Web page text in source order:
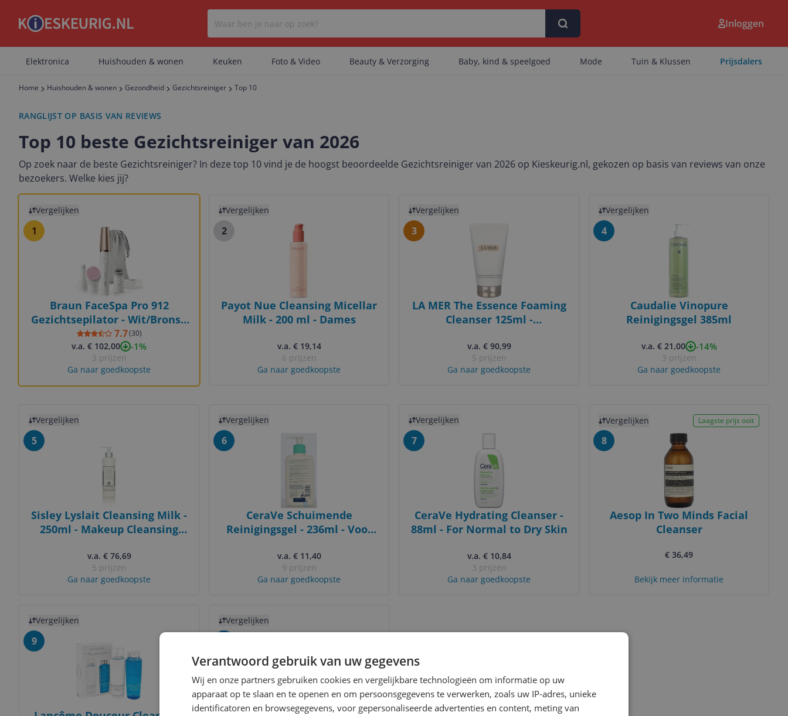
Inloggen
Elektronica Huishouden & wonen Keuken Foto & Video Beauty & Verzorging Baby, kind & speelgoed Mode Tuin & Klussen Prijsdalers
Home Huishouden & wonen Gezondheid Gezichtsreiniger Top 10
RANGLIJST OP BASIS VAN REVIEWS
Top 10 beste Gezichtsreiniger van 2026
Op zoek naar de beste Gezichtsreiniger? In deze top 10 vind je de hoogst beoordeelde Gezichtsreiniger van 2026 op Kieskeurig.nl, gekozen op basis van reviews van onze
bezoekers. Welke kies jij?
Vergelijken
Braun FaceSpa Pro 912
Gezichtsepilator - Wit/Brons -
Nat & Droog
7.7(30)
v.a. € 102,00 -1%
3 prijzen
Ga naar goedkoopste
1
Vergelijken
Payot Nue Cleansing Micellar
Milk - 200 ml - Dames
v.a. € 19,14
6 prijzen
Ga naar goedkoopste
2
Vergelijken
LA MER The Essence Foaming
Cleanser 125ml -
v.a. € 90,99
5 prijzen
Ga naar goedkoopste
3
Vergelijken
Caudalie Vinopure
Reinigingsgel 385ml
v.a. € 21,00 -14%
3 prijzen
Ga naar goedkoopste
4
Vergelijken
Sisley Lyslait Cleansing Milk -
250ml - Makeup Cleansing
v.a. € 76,69
5 prijzen
Ga naar goedkoopste
5
Vergelijken
CeraVe Schuimende
Reinigingsgel - 236ml - Voor
v.a. € 11,40
9 prijzen
Ga naar goedkoopste
6
Vergelijken
CeraVe Hydrating Cleanser -
88ml - For Normal to Dry Skin
v.a. € 10,84
3 prijzen
Ga naar goedkoopste
7
Vergelijken Laagste prijs ooit
Aesop In Two Minds Facial
Cleanser
€ 36,49
Bekijk meer informatie
8
Vergelijken
9
Vergelijken
Verantwoord gebruik van uw gegevens
Wij en onze partners gebruiken cookies en vergelijkbare technologieën om informatie op uw
apparaat op te slaan en te openen en om persoonsgegevens te verwerken, zoals uw IP-adres, unieke
identificatoren en browsegegevens, voor gepersonaliseerde advertenties en content, meting van